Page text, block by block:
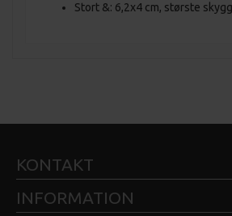
Stort &: 6,2x4 cm, største
KONTAKT
INFORMATION